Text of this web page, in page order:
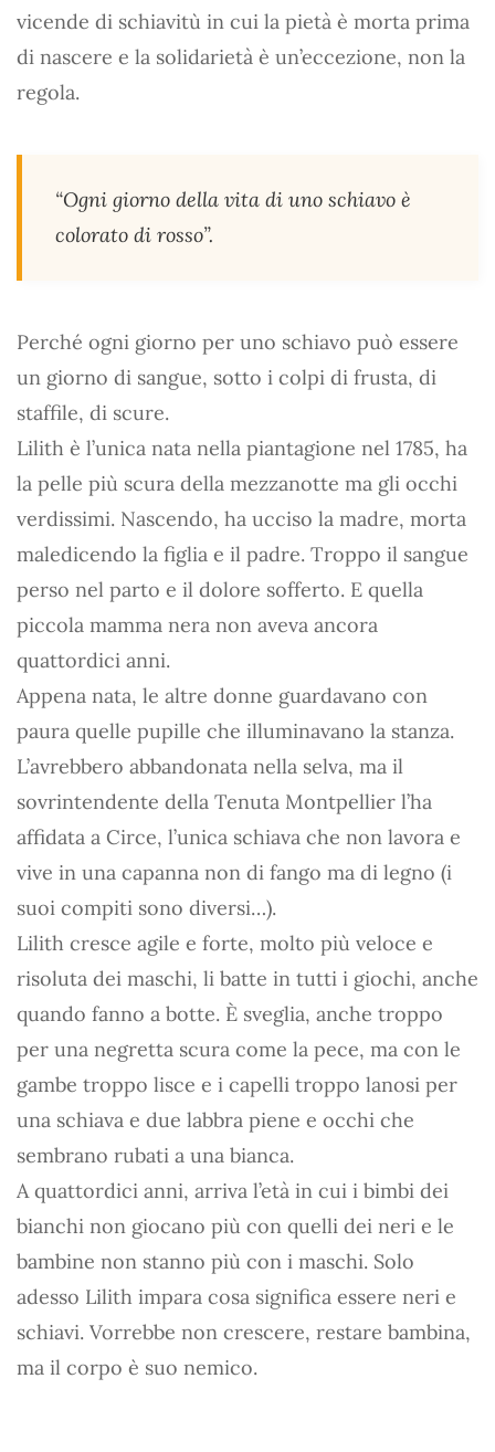
vicende di schiavitù in cui la pietà è morta prima
di nascere e la solidarietà è un’eccezione, non la
regola.
“Ogni giorno della vita di uno schiavo è
colorato di rosso”.
Perché ogni giorno per uno schiavo può essere
un giorno di sangue, sotto i colpi di frusta, di
staffile, di scure.
Lilith è l’unica nata nella piantagione nel 1785, ha
la pelle più scura della mezzanotte ma gli occhi
verdissimi. Nascendo, ha ucciso la madre, morta
maledicendo la figlia e il padre. Troppo il sangue
perso nel parto e il dolore sofferto. E quella
piccola mamma nera non aveva ancora
quattordici anni.
Appena nata, le altre donne guardavano con
paura quelle pupille che illuminavano la stanza.
L’avrebbero abbandonata nella selva, ma il
sovrintendente della Tenuta Montpellier l’ha
affidata a Circe, l’unica schiava che non lavora e
vive in una capanna non di fango ma di legno (i
suoi compiti sono diversi…).
Lilith cresce agile e forte, molto più veloce e
risoluta dei maschi, li batte in tutti i giochi, anche
quando fanno a botte. È sveglia, anche troppo
per una negretta scura come la pece, ma con le
gambe troppo lisce e i capelli troppo lanosi per
una schiava e due labbra piene e occhi che
sembrano rubati a una bianca.
A quattordici anni, arriva l’età in cui i bimbi dei
bianchi non giocano più con quelli dei neri e le
bambine non stanno più con i maschi. Solo
adesso Lilith impara cosa significa essere neri e
schiavi. Vorrebbe non crescere, restare bambina,
ma il corpo è suo nemico.